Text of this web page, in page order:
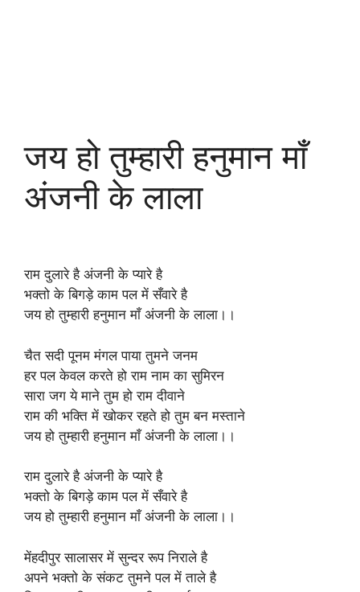
जय हो तुम्हारी हनुमान माँ
अंजनी के लाला
राम दुलारे है अंजनी के प्यारे है
भक्तो के बिगड़े काम पल में सँवारे है
जय हो तुम्हारी हनुमान माँ अंजनी के लाला।।
चैत सदी पूनम मंगल पाया तुमने जनम
हर पल केवल करते हो राम नाम का सुमिरन
सारा जग ये माने तुम हो राम दीवाने
राम की भक्ति में खोकर रहते हो तुम बन मस्ताने
जय हो तुम्हारी हनुमान माँ अंजनी के लाला।।
राम दुलारे है अंजनी के प्यारे है
भक्तो के बिगड़े काम पल में सँवारे है
जय हो तुम्हारी हनुमान माँ अंजनी के लाला।।
मेंहदीपुर सालासर में सुन्दर रूप निराले है
अपने भक्तो के संकट तुमने पल में ताले है